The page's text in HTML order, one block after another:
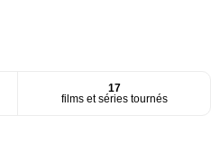
17
films et séries tournés